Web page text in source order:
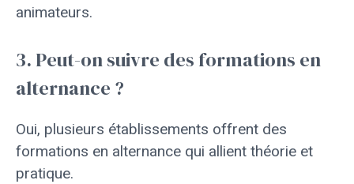
animateurs.
3. Peut-on suivre des formations en
alternance ?
Oui, plusieurs établissements offrent des
formations en alternance qui allient théorie et
pratique.